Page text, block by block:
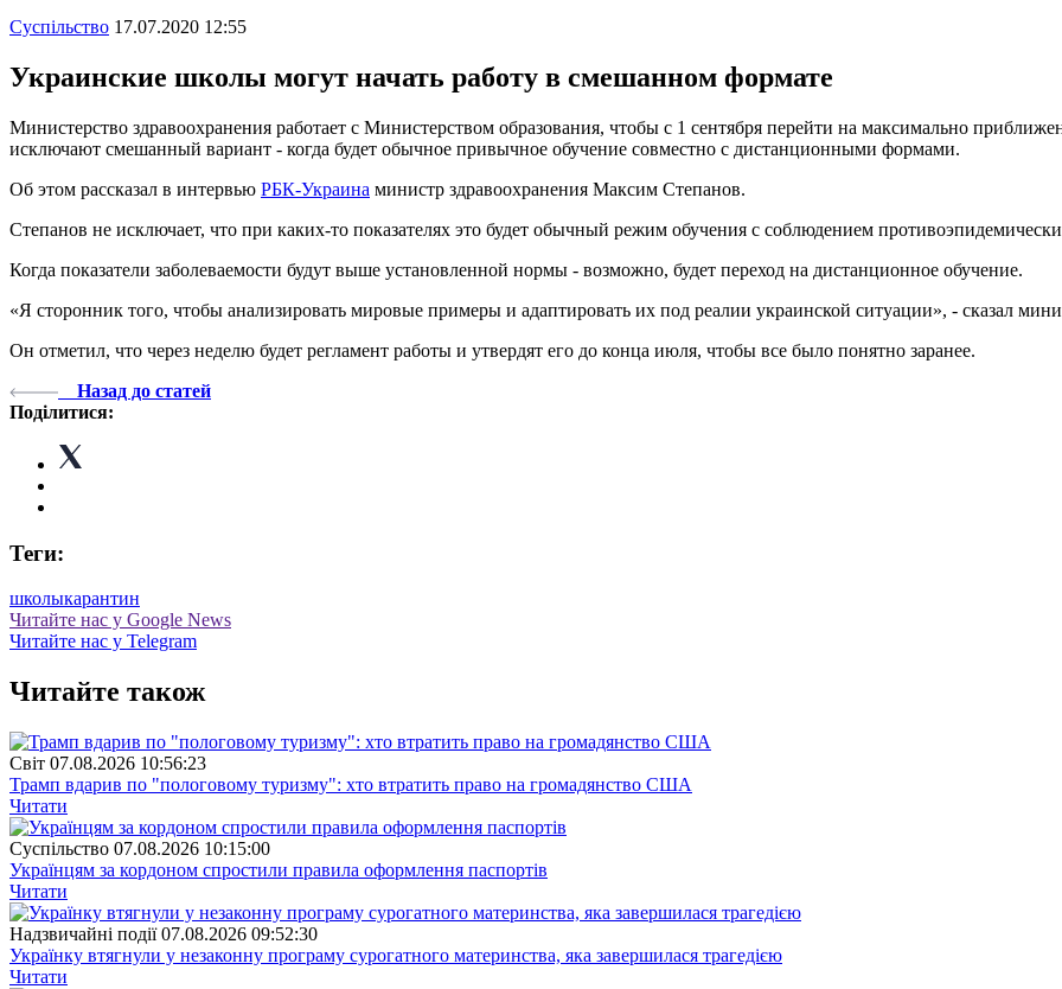
Суспiльство 17.07.2020 12:55
Украинские школы могут начать работу в смешанном формате
Министерство здравоохранения работает с Министерством образования, чтобы с 1 сентября перейти на максимально
исключают смешанный вариант - когда будет обычное привычное обучение совместно с дистанционными формами.
Об этом рассказал в интервью РБК-Украина министр здравоохранения Максим Степанов.
Степанов не исключает, что при каких-то показателях это будет обычный режим обучения с соблюдением
Когда показатели заболеваемости будут выше установленной нормы - возможно, будет переход на дистанционное обучение.
«Я сторонник того, чтобы анализировать мировые примеры и адаптировать их под реалии украинской ситуации», - сказал
Он отметил, что через неделю будет регламент работы и утвердят его до конца июля, чтобы все было понятно заранее.
Назад до статей
Поділитися:
Теги:
школыкарантин
Читайте нас у Google News
Читайте нас у Telegram
Читайте також
Свiт 07.08.2026 10:56:23
Трамп вдарив по "пологовому туризму": хто втратить право на громадянство США
Читати
Суспiльство 07.08.2026 10:15:00
Українцям за кордоном спростили правила оформлення паспортів
Читати
Надзвичайні події 07.08.2026 09:52:30
Українку втягнули у незаконну програму сурогатного материнства, яка завершилася трагедією
Читати